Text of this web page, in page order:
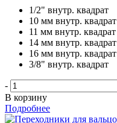
1/2" внутр. квадрат
10 мм внутр. квадрат
11 мм внутр. квадрат
14 мм внутр. квадрат
16 мм внутр. квадрат
3/8" внутр. квадрат
-
В корзину
Подробнее